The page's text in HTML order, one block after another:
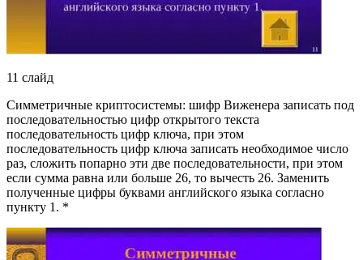
11 слайд
Симметричные криптосистемы: шифр Виженера записать под
последовательностью цифр открытого текста
последовательность цифр ключа, при этом
последовательность цифр ключа записать необходимое число
раз, сложить попарно эти две последовательности, при этом
если сумма равна или больше 26, то вычесть 26. Заменить
полученные цифры буквами английского языка согласно
пункту 1. *